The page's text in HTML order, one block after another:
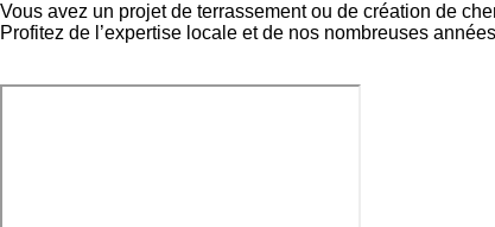
Vous avez un projet de terrassement ou de création de
Profitez de l’expertise locale et de nos nombreuses